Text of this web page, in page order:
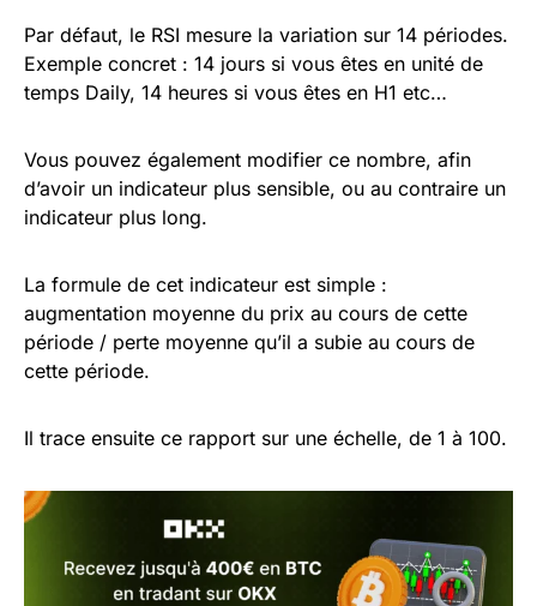
Par défaut, le RSI mesure la variation sur 14 périodes.
Exemple concret : 14 jours si vous êtes en unité de
temps Daily, 14 heures si vous êtes en H1 etc…
Vous pouvez également modifier ce nombre, afin
d’avoir un indicateur plus sensible, ou au contraire un
indicateur plus long.
La formule de cet indicateur est simple :
augmentation moyenne du prix au cours de cette
période / perte moyenne qu’il a subie au cours de
cette période.
Il trace ensuite ce rapport sur une échelle, de 1 à 100.